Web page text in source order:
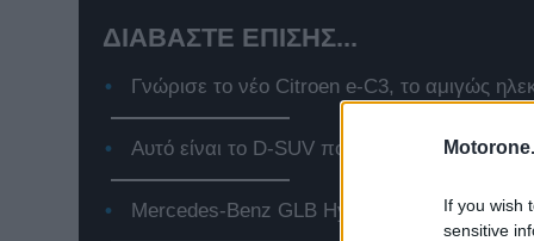
If you wish
sensitive
ΔΙΑΒΑΣΤΕ ΕΠΙΣΗΣ...
Γνώρισε το νέο Citroen e-C3, το αμιγώς
Αυτό είναι το D-SUV που αλλάζει τα
Mercedes-Benz GLB Hybrid: Το premium